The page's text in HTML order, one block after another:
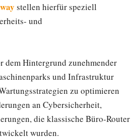
stellen hierfür speziell
und
dem Hintergrund zunehmender
und Infrastruktur
zu optimieren
an Cybersicherheit,
die klassische Büro-Router
wurden.